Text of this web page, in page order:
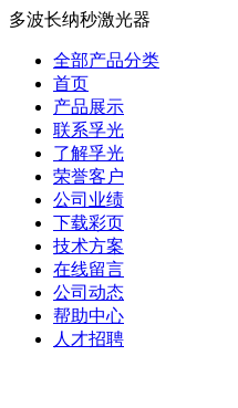
多波长纳秒激光器
全部产品分类
首页
产品展示
联系孚光
了解孚光
荣誉客户
公司业绩
下载彩页
技术方案
在线留言
公司动态
帮助中心
人才招聘